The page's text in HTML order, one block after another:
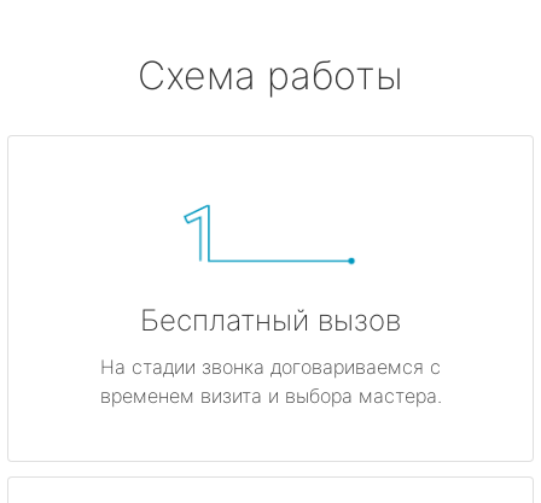
Схема работы
Бесплатный вызов
На стадии звонка договариваемся с
временем визита и выбора мастера.